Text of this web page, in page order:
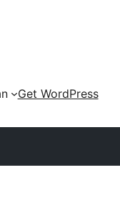
Get WordPress